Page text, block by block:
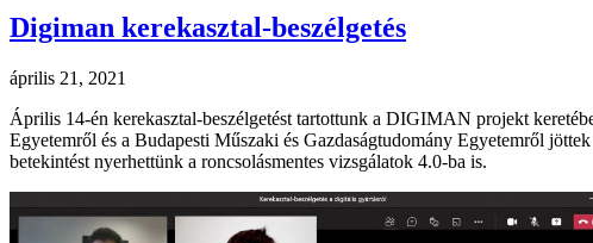
Digiman kerekasztal-beszélgetés
április 21, 2021
Április 14-én kerekasztal-beszélgetést tartottunk a DIGIMAN projekt
Egyetemről és a Budapesti Műszaki és Gazdaságtudomány Egyetemről
betekintést nyerhettünk a roncsolásmentes vizsgálatok 4.0-ba is.